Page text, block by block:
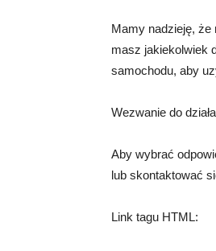
Mamy nadzieję, że
masz jakiekolwiek
samochodu, aby
Wezwanie do
Aby wybrać
lub skontaktować
Link tagu HTML: